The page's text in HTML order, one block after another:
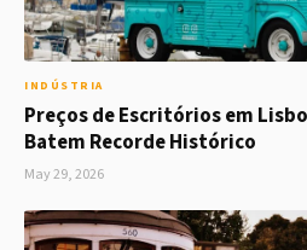
INDÚSTRIA
Preços de Escritórios em
Batem Recorde Histórico
May 29, 2026